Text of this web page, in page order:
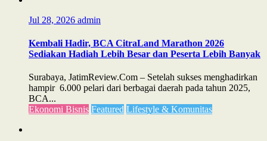
Jul 28, 2026 admin
Kembali Hadir, BCA CitraLand Marathon 2026
Sediakan Hadiah Lebih Besar dan Peserta Lebih Banyak
Surabaya, JatimReview.Com – Setelah sukses menghadirkan
hampir 6.000 pelari dari berbagai daerah pada tahun 2025,
BCA...
Ekonomi Bisnis Featured Lifestyle & Komunitas